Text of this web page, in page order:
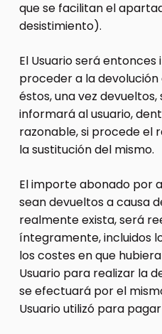
que se facilitan el
desistimiento).
El Usuario será
proceder a la
éstos, una vez
informará al usuario,
razonable, si procede el
la sustitución del mismo.
El importe abonado por
sean devueltos a causa
realmente exista, será
íntegramente, incluidos
los costes en que
Usuario para realizar la
se efectuará por el
Usuario utilizó para